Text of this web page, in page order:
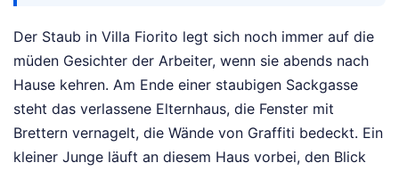
Der Staub in Villa Fiorito legt sich noch immer auf die
müden Gesichter der Arbeiter, wenn sie abends nach
Hause kehren. Am Ende einer staubigen Sackgasse
steht das verlassene Elternhaus, die Fenster mit
Brettern vernagelt, die Wände von Graffiti bedeckt. Ein
kleiner Junge läuft an diesem Haus vorbei, den Blick